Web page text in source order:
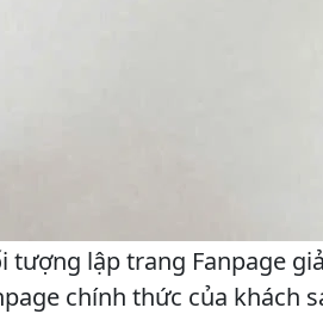
tượng lập trang Fanpage
chính thức của khách